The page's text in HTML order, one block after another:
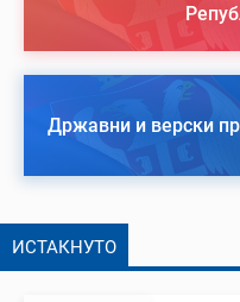
Државни и верски
ИСТАКНУТО